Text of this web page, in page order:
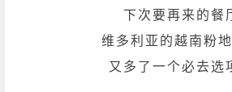
下次要再来的餐
维多利亚的越南粉
又多了一个必去选